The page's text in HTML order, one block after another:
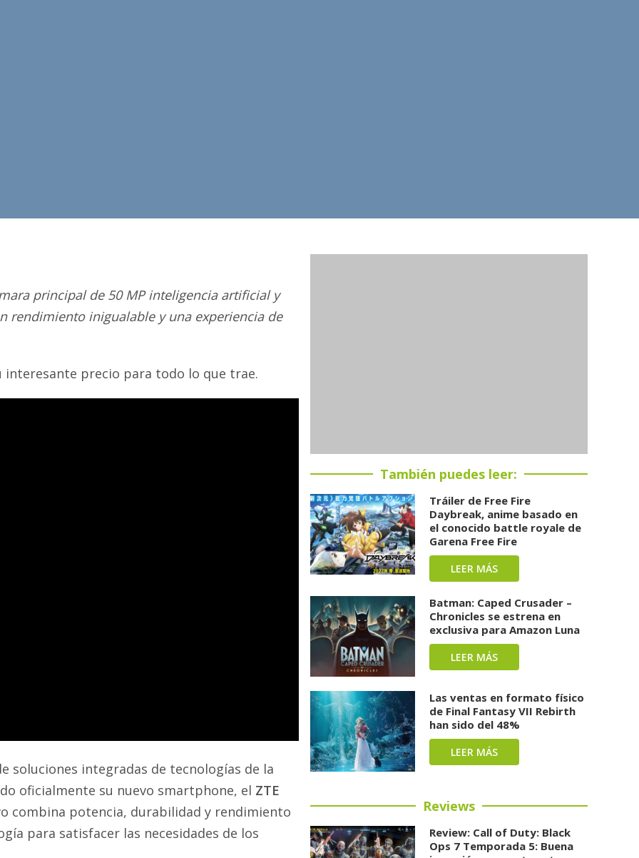
principal de 50 MP inteligencia artificial y
rendimiento inigualable y una experiencia de
interesante precio para todo lo que trae.
soluciones integradas de tecnologías de la
oficialmente su nuevo smartphone, el ZTE
combina potencia, durabilidad y rendimiento
para satisfacer las necesidades de los
También puedes leer:
Tráiler de Free Fire
Daybreak, anime basado en
el conocido battle royale de
Garena Free Fire
LEER MÁS
Batman: Caped Crusader –
Chronicles se estrena en
exclusiva para Amazon Luna
LEER MÁS
Las ventas en formato físico
de Final Fantasy VII Rebirth
han sido del 48%
LEER MÁS
Reviews
Review: Call of Duty: Black
Ops 7 Temporada 5: Buena